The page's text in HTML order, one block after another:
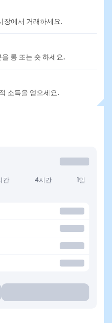
장에서 거래하세요.
롱 또는 숏 하세요.
소득을 얻으세요.
간 4시간 1일